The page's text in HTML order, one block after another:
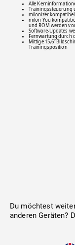
Alle
Trainingssteuerung
milonizer
milon You
und ROM werden
Software-Updates
Fernwartung durch
Mittige 15,6“
Trainingsposition
Du möchtest
anderen Geräten?